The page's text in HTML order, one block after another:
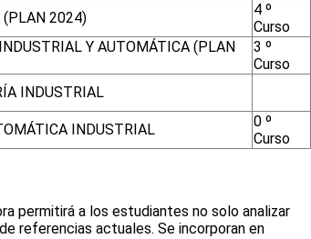
(PLAN 2024)
4 º
Curso
Y AUTOMÁTICA (PLAN
3 º
Curso
INDUSTRIAL
INDUSTRIAL
0 º
Curso
permitirá a los estudiantes no solo analizar
referencias actuales. Se incorporan en